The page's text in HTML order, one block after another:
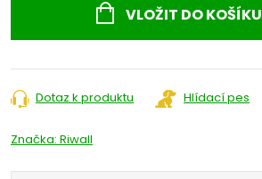
VLOŽIT DO KOŠÍKU
Dotaz k produktu Hlídací pes
Značka: Riwall